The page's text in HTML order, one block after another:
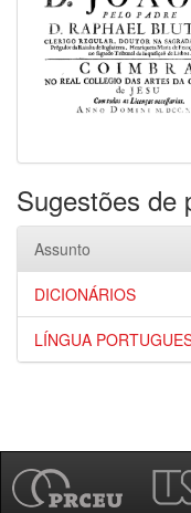
Sugestões de
Assunto
DICIONÁRIOS
LÍNGUA